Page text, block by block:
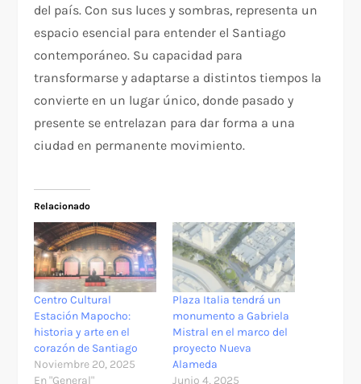
del país. Con sus luces y sombras, representa un
espacio esencial para entender el Santiago
contemporáneo. Su capacidad para
transformarse y adaptarse a distintos tiempos la
convierte en un lugar único, donde pasado y
presente se entrelazan para dar forma a una
ciudad en permanente movimiento.
Relacionado
Centro Cultural
Estación Mapocho:
historia y arte en el
corazón de Santiago
Noviembre 20, 2025
En "General"
Plaza Italia tendrá un
monumento a Gabriela
Mistral en el marco del
proyecto Nueva
Alameda
Junio 4, 2025